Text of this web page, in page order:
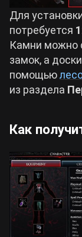
Для
потребуется
Камни можно
замок, а
помощью
из раздела
Как